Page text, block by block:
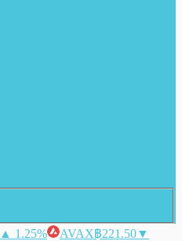
▲ 1.25% AVAX฿221.50▼